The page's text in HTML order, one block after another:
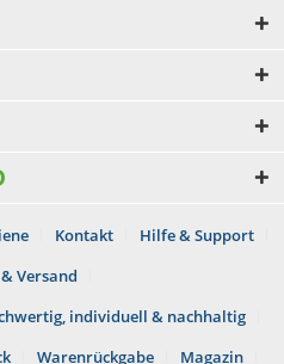
Kontakt
Hilfe & Support
Versand
individuell & nachhaltig
Warenrückgabe Magazin